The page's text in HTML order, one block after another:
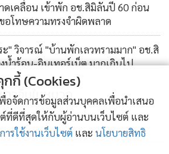
ดเคลื่อน เข้าพัก อช.สิมิลันปี 60 ก่อน
อโทษความทรงจำผิดพลาด
" วิจารณ์ "บ้านพักเลวทรามมาก" อช.สิ
น้ำร้อน-อินเทอร์เน็ต มากเกินไป
าวอื่นในหมวด
กกี้ (Cookies)
พื่อจัดการข้อมูลส่วนบุคคลเพื่อนำเสนอ
ที่ดีที่สุดให้กับผู้อ่านบนเว็บไซต์ และ
ารใช้งานเว็บไซต์ และ นโยบายสิทธิ